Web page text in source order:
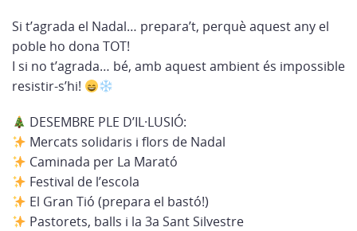
Si t’agrada el Nadal… prepara’t, perquè aquest any el
poble ho dona TOT!
I si no t’agrada… bé, amb aquest ambient és impossible
resistir-s’hi!
DESEMBRE PLE D’IL·LUSIÓ:
Mercats solidaris i flors de Nadal
Caminada per La Marató
Festival de l’escola
El Gran Tió (prepara el bastó!)
Pastorets, balls i la 3a Sant Silvestre